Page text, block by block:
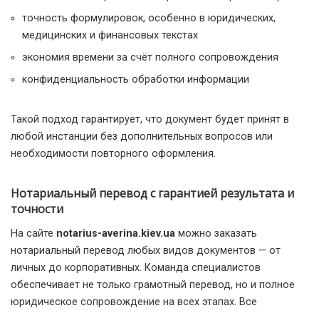
точность формулировок, особенно в юридических,
медицинских и финансовых текстах
экономия времени за счёт полного сопровождения
конфиденциальность обработки информации
Такой подход гарантирует, что документ будет принят в
любой инстанции без дополнительных вопросов или
необходимости повторного оформления.
Нотариальный перевод с гарантией результата и
точности
На сайте notarius-averina.kiev.ua можно заказать
нотариальный перевод любых видов документов — от
личных до корпоративных. Команда специалистов
обеспечивает не только грамотный перевод, но и полное
юридическое сопровождение на всех этапах. Все